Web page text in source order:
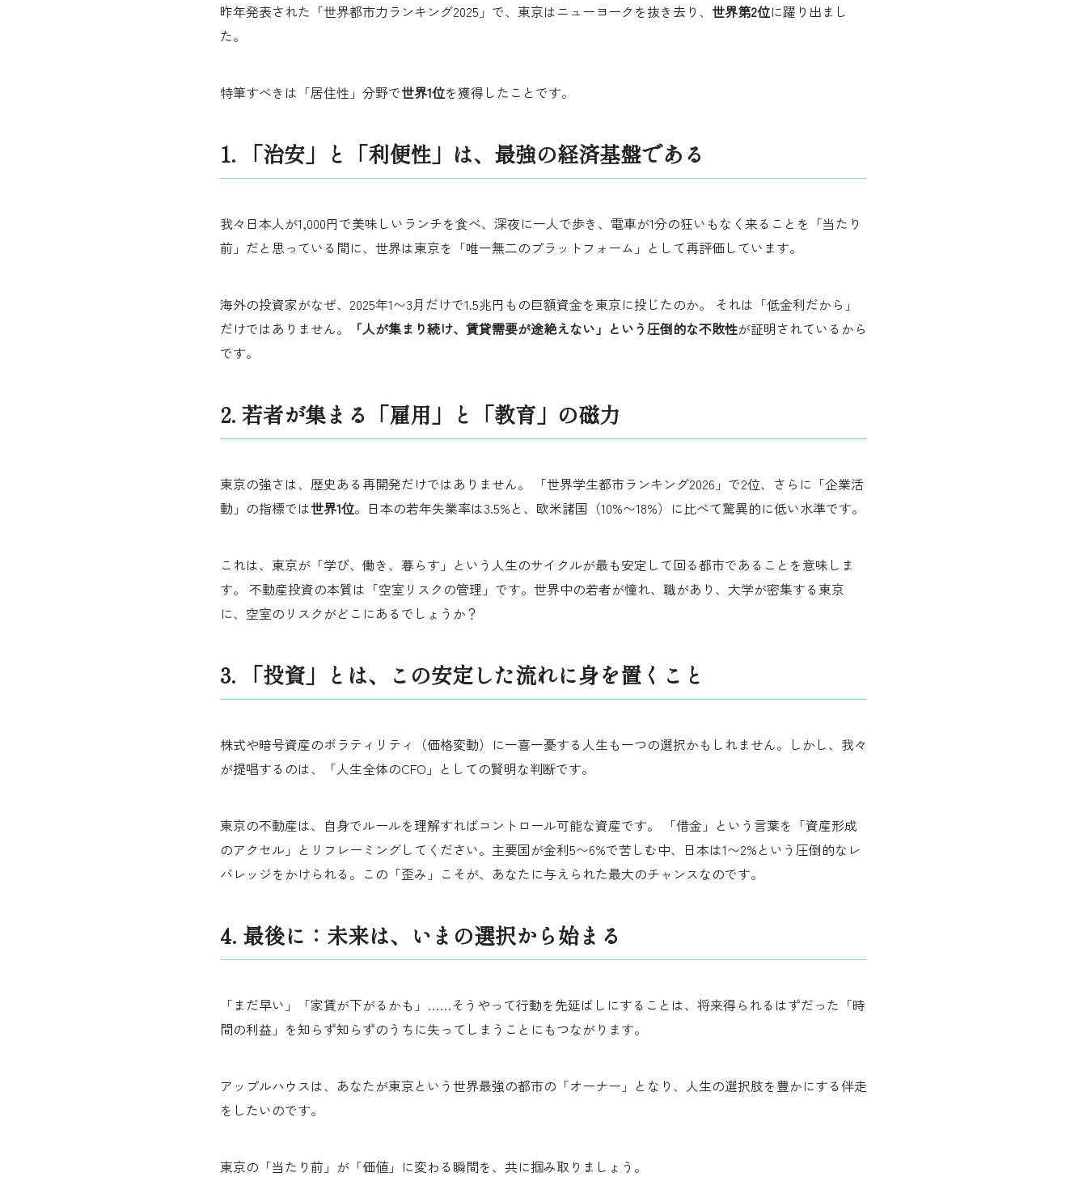
昨年発表された「世界都市力ランキング2025」で、東京はニューヨークを抜き去り、 世界第2位に躍り出まし
た。
特筆すべきは「居住性」分野で世界1位を獲得したことです。
1. 「治安」と「利便性」は、最強の経済基盤である
我々日本人が1,000円で美味しいランチを食べ、深夜に一人で歩き、電車が1分の狂いもなく来ることを「当たり
前」だと思っている間に、世界は東京を「唯一無二のプラットフォーム」として再評価しています。
海外の投資家がなぜ、2025年1〜3月だけで1.5兆円もの巨額資金を東京に投じたのか。 それは「低金利だから」
だけではありません。
「人が集まり続け、賃貸需要が途絶えない」という圧倒的な不敗性が証明されているから
です。
2. 若者が集まる「雇用」と「教育」の磁力
東京の強さは、歴史ある再開発だけではありません。 「世界学生都市ランキング2026」で2位、さらに「企業活
動」の指標では世界1位。日本の若年失業率は3.5%と、欧米諸国（10%〜18%）に比べて驚異的に低い水準です。
これは、東京が「学び、働き、暮らす」という人生のサイクルが最も安定して回る都市であることを意味しま
す。 不動産投資の本質は「空室リスクの管理」です。世界中の若者が憧れ、職があり、大学が密集する東京
に、空室のリスクがどこにあるでしょうか？
3. 「投資」とは、この安定した流れに身を置くこと
株式や暗号資産のボラティリティ（価格変動）に一喜一憂する人生も一つの選択かもしれません。しかし、我々
が提唱するのは、「人生全体のCFO」としての賢明な判断です。
東京の不動産は、自身でルールを理解すればコントロール可能な資産です。 「借金」という言葉を「資産形成
のアクセル」とリフレーミングしてください。主要国が金利5〜6%で苦しむ中、日本は1〜2%という圧倒的なレ
バレッジをかけられる。この「歪み」こそが、あなたに与えられた最大のチャンスなのです。
4. 最後に：未来は、いまの選択から始まる
「まだ早い」「家賃が下がるかも」……そうやって行動を先延ばしにすることは、将来得られるはずだった「時
間の利益」を知らず知らずのうちに失ってしまうことにもつながります。
アップルハウスは、あなたが東京という世界最強の都市の「オーナー」となり、人生の選択肢を豊かにする伴走
をしたいのです。
東京の「当たり前」が「価値」に変わる瞬間を、共に掴み取りましょう。